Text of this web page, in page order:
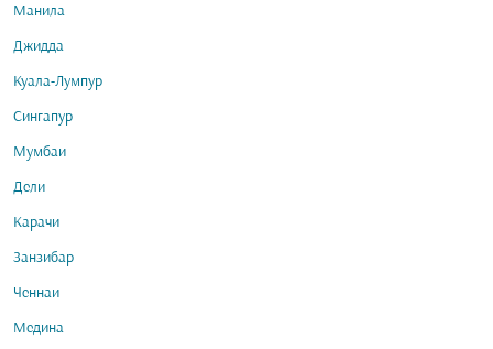
Манила
Джидда
Куала-Лумпур
Сингапур
Мумбаи
Дели
Карачи
Занзибар
Ченнаи
Медина